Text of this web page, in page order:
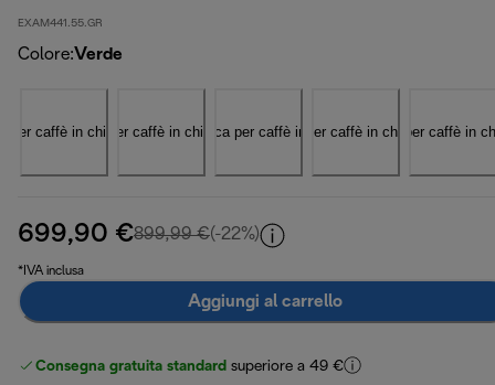
EXAM441.55.GR
Colore:Verde
699,90 €899,99 €prezzo originale 899,99 €
(-22%)
*IVA inclusa
Aggiungi al carrello
Consegna gratuita standard superiore a 49 €